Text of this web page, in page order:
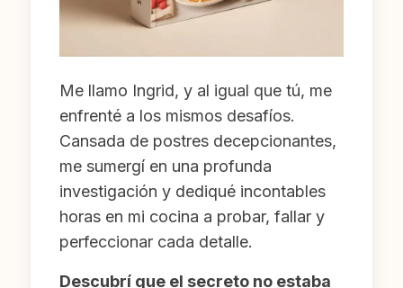
Me llamo Ingrid, y al igual que tú, me
enfrenté a los mismos desafíos.
Cansada de postres decepcionantes,
me sumergí en una profunda
investigación y dediqué incontables
horas en mi cocina a probar, fallar y
perfeccionar cada detalle.
Descubrí que el secreto no estaba